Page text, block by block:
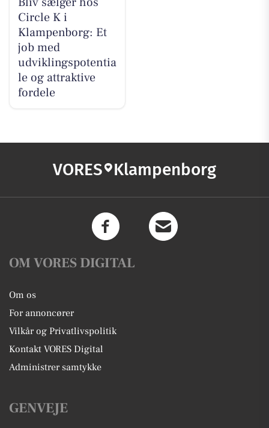
Circle K i
Klampenborg: Et
job med
udviklingspotentia
le og attraktive
fordele
VORES Klampenborg
OM VORES DIGITAL
Om os
For annoncører
Vilkår og Privatlivspolitik
Kontakt VORES Digital
Administrer samtykke
GENVEJE